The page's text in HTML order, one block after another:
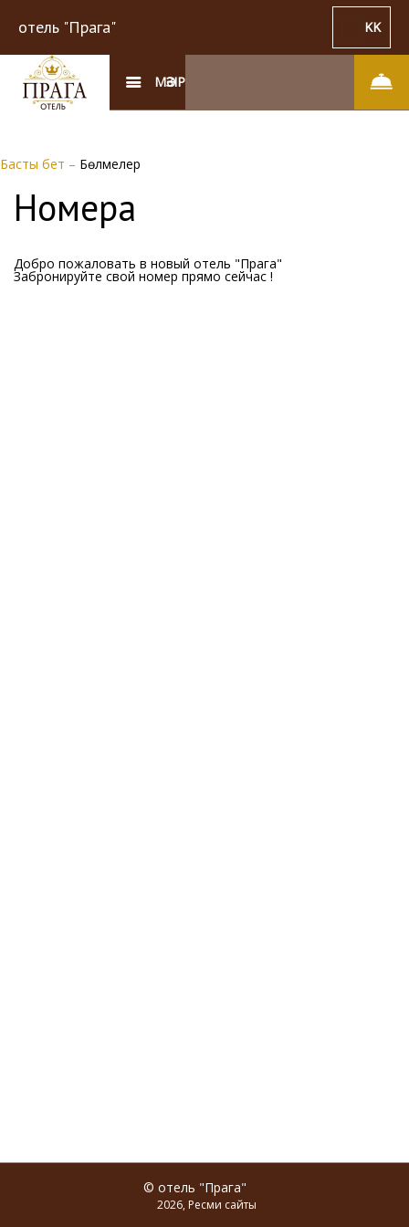
отель "Прага" KK
МӘЗІР
Басты бет – Бөлмелер
Номера
Добро пожаловать в новый отель "Прага"
Забронируйте свой номер прямо сейчас !
© отель "Прага"
2026, Ресми сайты